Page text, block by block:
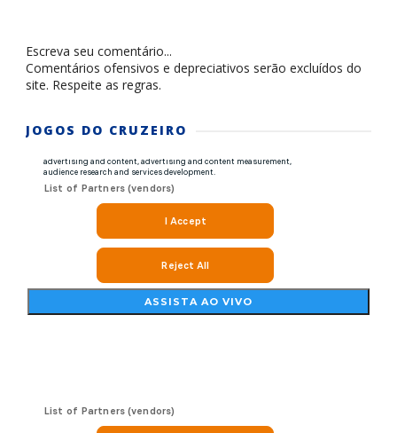
Escreva seu comentário...
Comentários ofensivos e depreciativos serão excluídos do
site. Respeite as regras.
JOGOS DO CRUZEIRO